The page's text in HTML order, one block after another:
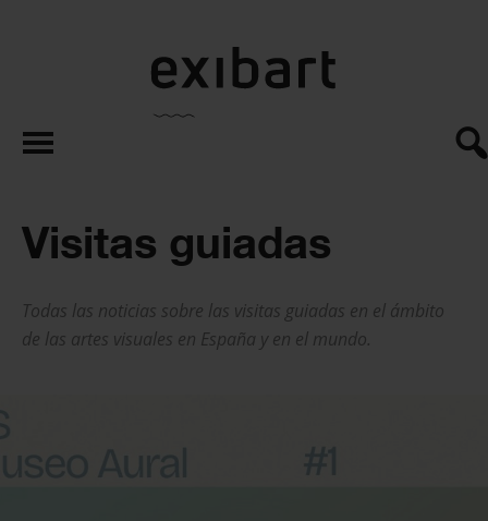
exibart.es
Visitas guiadas
Todas las noticias sobre las visitas guiadas en el ámbito
de las artes visuales en España y en el mundo.